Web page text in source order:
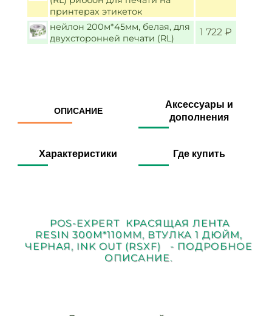
принтерах этикеток
нейлон 200м*45мм, белая, для
двухсторонней печати (RL)
1 722 ₽
ОПИСАНИЕ
Аксессуары и
дополнения
Характеристики Где купить
POS-EXPERT КРАСЯЩАЯ ЛЕНТА
RESIN 300М*110ММ, ВТУЛКА 1 ДЮЙМ,
ЧЕРНАЯ, INK OUT (RSXF) - ПОДРОБНОЕ
ОПИСАНИЕ.